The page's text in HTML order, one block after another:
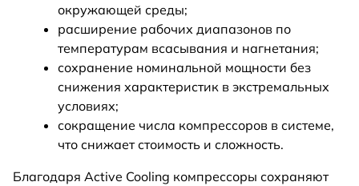
окружающей среды;
расширение рабочих диапазонов по
температурам всасывания и нагнетания;
сохранение номинальной мощности без
снижения характеристик в экстремальных
условиях;
сокращение числа компрессоров в системе,
что снижает стоимость и сложность.
Благодаря Active Cooling компрессоры сохраняют